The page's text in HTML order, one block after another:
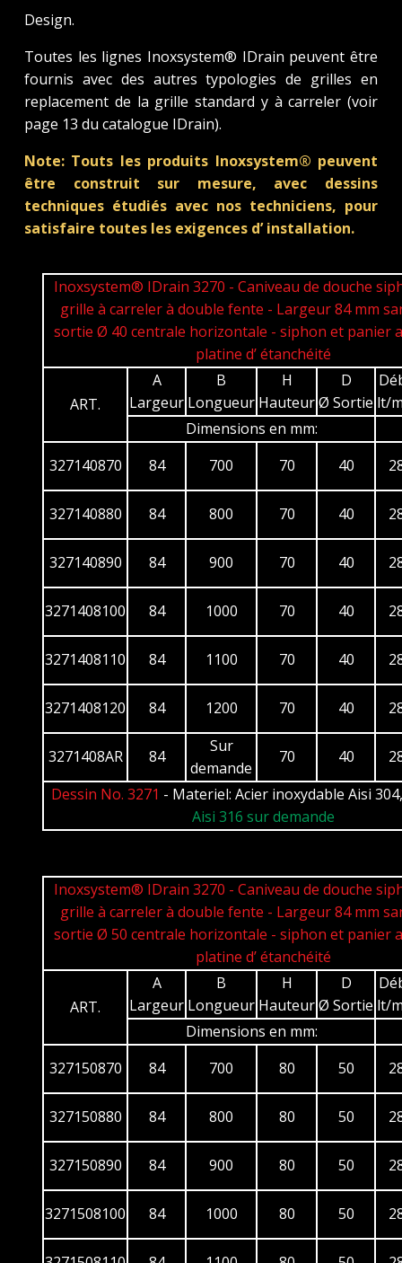
Design.
Toutes les lignes Inoxsystem® IDrain peuvent être
fournis avec des autres typologies de grilles en
replacement de la grille standard y à carreler (voir
page 13 du catalogue IDrain).
Note: Touts les produits Inoxsystem® peuvent
être construit sur mesure, avec dessins
techniques étudiés avec nos techniciens, pour
satisfaire toutes les exigences d’ installation.
Inoxsystem® IDrain 3270 - Caniveau de douche
grille à carreler à double fente - Largeur 84 mm
sortie Ø 40 centrale horizontale - siphon et panier
platine d’ étanchéité
ART.
A
Largeur
B
Longueur
H
Hauteur
D
Ø Sortie lt/
Dimensions en mm:
327140870
84 700 70 40
327140880 84 800 70 40
327140890 84 900 70 40
3271408100 84 1000 70 40
3271408110 84 1100 70 40
3271408120 84 1200 70 40
3271408AR 84
Sur
demande
70 40
Dessin No. 3271 - Materiel: Acier inoxydable Aisi
Aisi 316 sur demande
Inoxsystem® IDrain 3270 - Caniveau de douche
grille à carreler à double fente - Largeur 84 mm
sortie Ø 50 centrale horizontale - siphon et panier
platine d’ étanchéité
ART.
A
Largeur
B
Longueur
H
Hauteur
D
Ø Sortie lt/
Dimensions en mm:
327150870
84 700 80 50
327150880 84 800 80 50
327150890 84 900 80 50
3271508100 84 1000 80 50